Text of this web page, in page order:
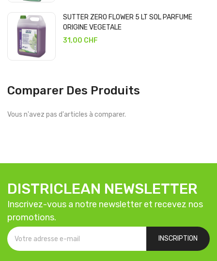
SUTTER ZERO FLOWER 5 LT SOL PARFUME
ORIGINE VEGETALE
31,00 CHF
Comparer Des Produits
Vous n'avez pas d'articles à comparer.
DISTRICLEAN NEWSLETTER
Inscrivez-vous a notre newsletter et recevez nos
promotions.
INSCRIPTION